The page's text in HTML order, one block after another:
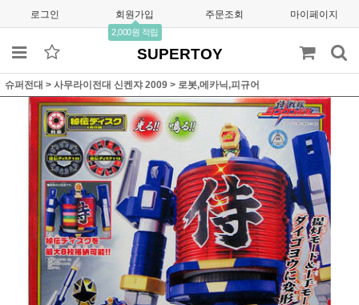
로그인 회원가입
2,000원 적립
주문조회 마이페이지
SUPERTOY
슈퍼전대 > 사무라이전대 신켄쟈 2009 > 로봇,메카닉,피규어